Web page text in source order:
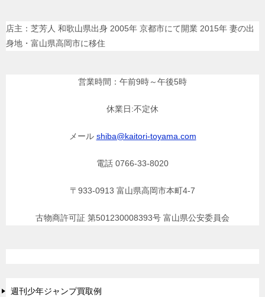
店主：芝芳人 和歌山県出身 2005年 京都市にて開業 2015年 妻の出
身地・富山県高岡市に移住
営業時間：午前9時～午後5時
休業日:不定休
メール shiba@kaitori-toyama.com
電話 0766-33-8020
〒933-0913 富山県高岡市本町4-7
古物商許可証 第501230008393号 富山県公安委員会
週刊少年ジャンプ買取例